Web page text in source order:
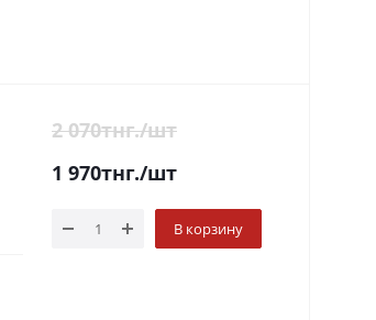
2 070тнг./шт
1 970тнг./шт
В корзину